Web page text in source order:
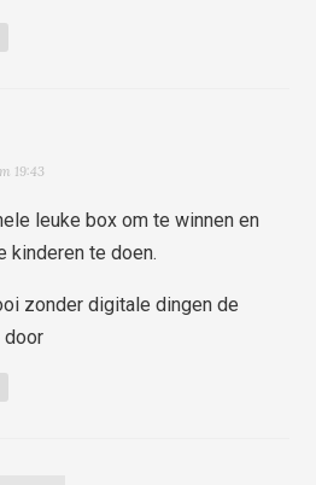
19:43
leuke box om te winnen en
kinderen te doen.
zonder digitale dingen de
door